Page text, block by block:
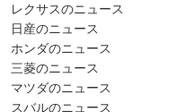
レクサスのニュース
日産のニュース
ホンダのニュース
三菱のニュース
マツダのニュース
スバルのニュース